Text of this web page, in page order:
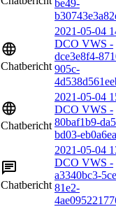
be49-
Chatbericht
2021-05-04
DCO VWS -
dce3e8f4-
905c-
Chatbericht
2021-05-04
DCO VWS -
80baf1b9-
bd03-
Chatbericht
2021-05-04
DCO VWS -
a3340bc3-
81e2-